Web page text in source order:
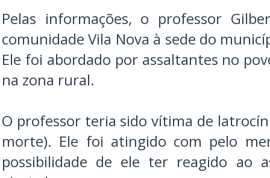
Pelas informações, o professor
comunidade Vila Nova à sede do
Ele foi abordado por assaltantes no
na zona rural.
O professor teria sido vítima de
morte). Ele foi atingido com pelo
possibilidade de ele ter reagido ao